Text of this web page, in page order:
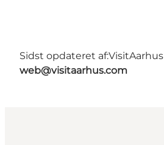
Sidst opdateret af:VisitAarhus
web@visitaarhus.com